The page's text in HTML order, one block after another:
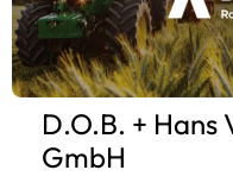
Angaben für
Berufsbezeichnung
Deutschland)
Zuständige Kammer
D.O.B. + Hans
GmbH